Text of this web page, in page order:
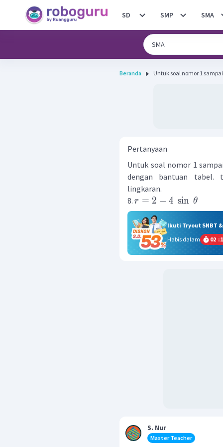
SD SMP SMA
Beranda Untuk soal nomor 1
Pertanyaan
Untuk soal nomor 1
dengan bantuan tabel.
lingkaran.
8. r = 2 − 4 sin θ
Ikuti Tryout SNBT
Habis dalam
02 :
S. Nur
Master Teacher